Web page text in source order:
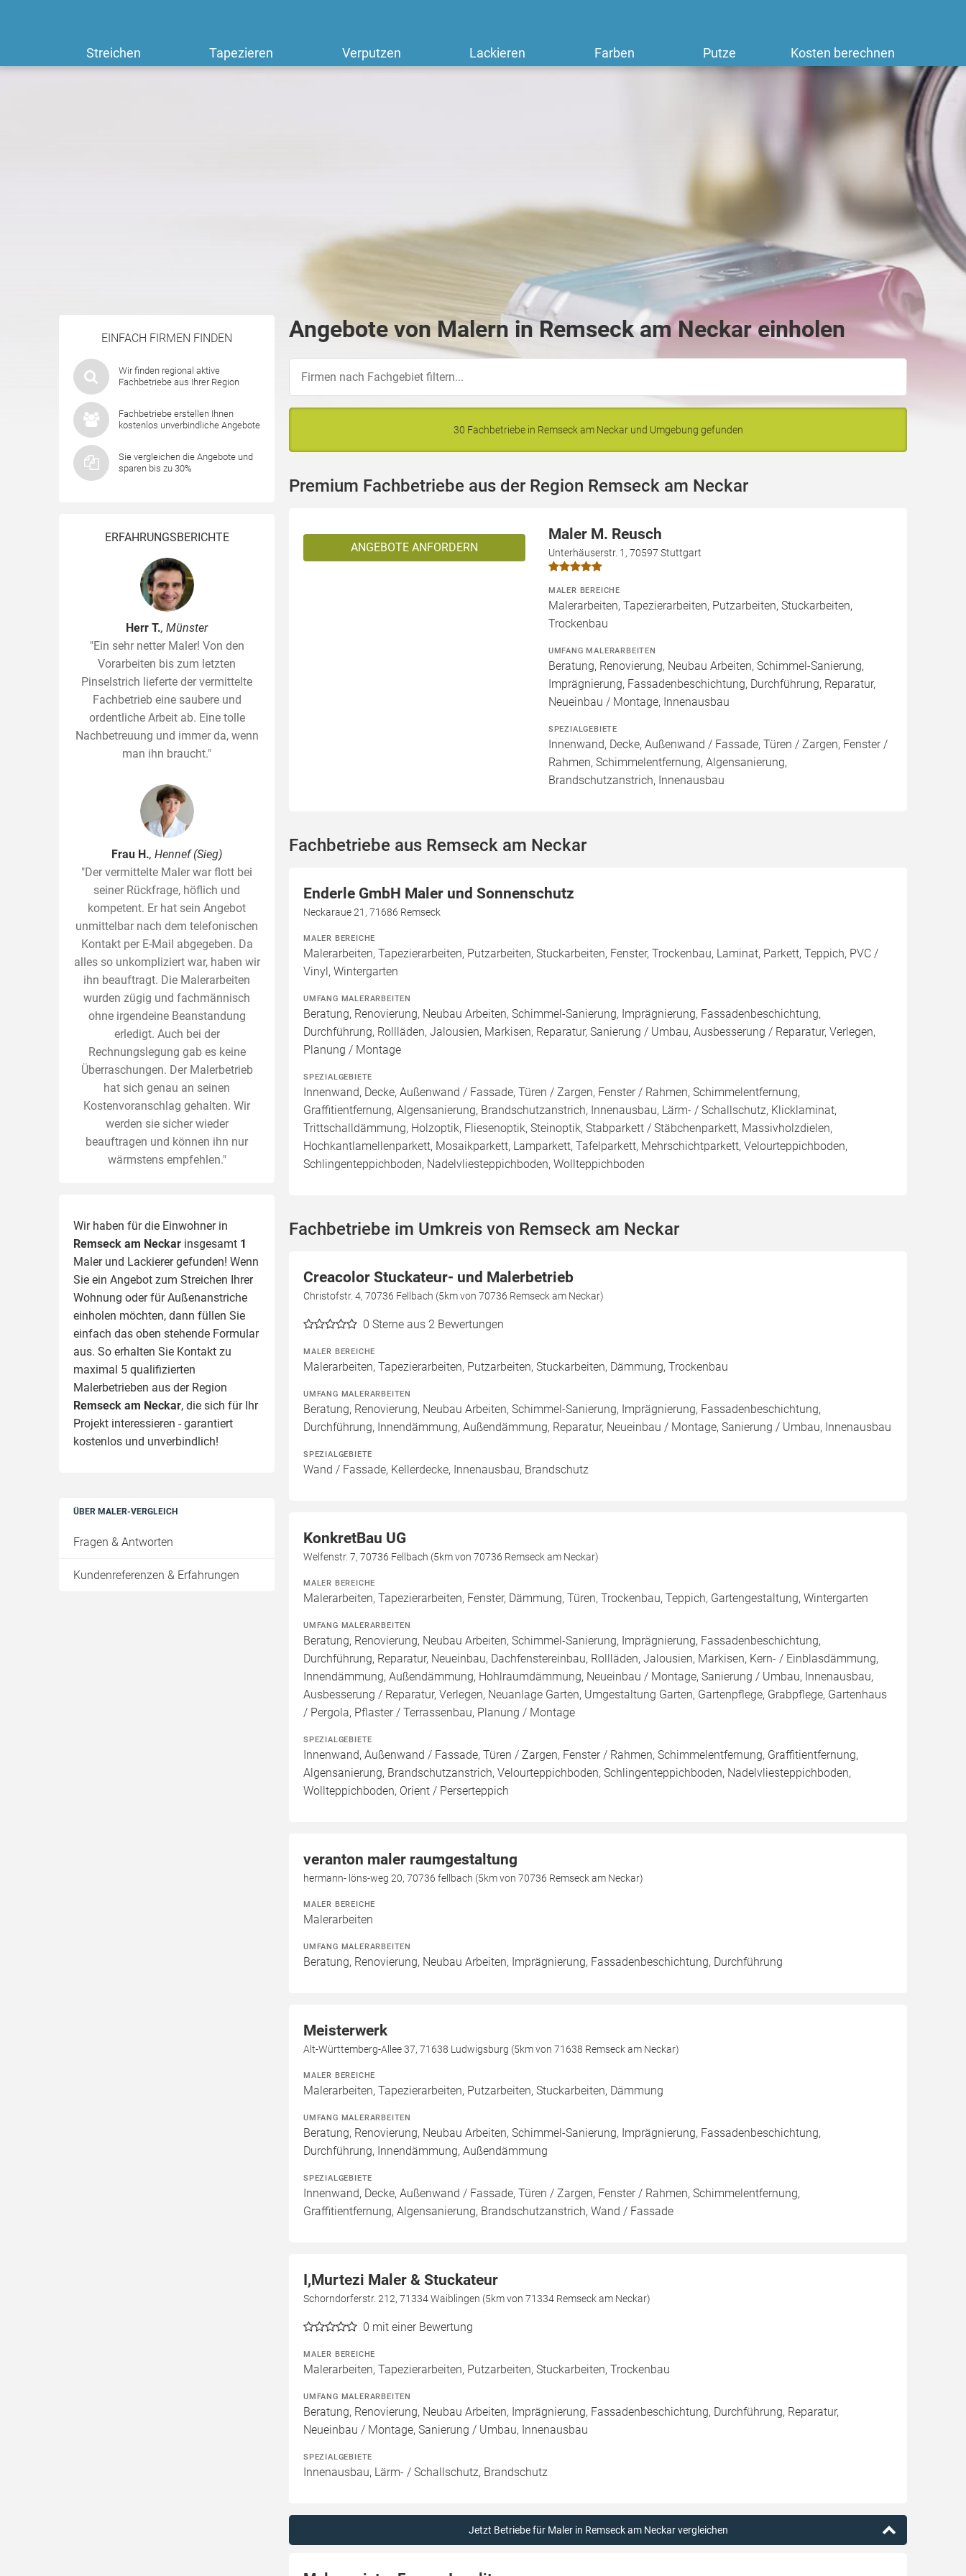
Streichen Tapezieren Verputzen Lackieren Farben Putze Kosten berechnen
EINFACH FIRMEN FINDEN
Wir finden regional aktive
Fachbetriebe aus Ihrer Region
Fachbetriebe erstellen Ihnen
kostenlos unverbindliche Angebote
Sie vergleichen die Angebote und
sparen bis zu 30%
ERFAHRUNGSBERICHTE
Herr T., Münster
"Ein sehr netter Maler! Von den
Vorarbeiten bis zum letzten
Pinselstrich lieferte der vermittelte
Fachbetrieb eine saubere und
ordentliche Arbeit ab. Eine tolle
Nachbetreuung und immer da, wenn
man ihn braucht."
Frau H., Hennef (Sieg)
"Der vermittelte Maler war flott bei
seiner Rückfrage, höflich und
kompetent. Er hat sein Angebot
unmittelbar nach dem telefonischen
Kontakt per E-Mail abgegeben. Da
alles so unkompliziert war, haben wir
ihn beauftragt. Die Malerarbeiten
wurden zügig und fachmännisch
ohne irgendeine Beanstandung
erledigt. Auch bei der
Rechnungslegung gab es keine
Überraschungen. Der Malerbetrieb
hat sich genau an seinen
Kostenvoranschlag gehalten. Wir
werden sie sicher wieder
beauftragen und können ihn nur
wärmstens empfehlen."
Wir haben für die Einwohner in
Remseck am Neckar insgesamt 1
Maler und Lackierer gefunden! Wenn
Sie ein Angebot zum Streichen Ihrer
Wohnung oder für Außenanstriche
einholen möchten, dann füllen Sie
einfach das oben stehende Formular
aus. So erhalten Sie Kontakt zu
maximal 5 qualifizierten
Malerbetrieben aus der Region
Remseck am Neckar, die sich für Ihr
Projekt interessieren - garantiert
kostenlos und unverbindlich!
ÜBER MALER-VERGLEICH
Fragen & Antworten
Kundenreferenzen & Erfahrungen
Angebote von Malern in Remseck am Neckar einholen
30 Fachbetriebe in Remseck am Neckar und Umgebung gefunden
Premium Fachbetriebe aus der Region Remseck am Neckar
ANGEBOTE ANFORDERN
Maler M. Reusch
Unterhäuserstr. 1, 70597 Stuttgart
MALER BEREICHE
Malerarbeiten, Tapezierarbeiten, Putzarbeiten, Stuckarbeiten,
Trockenbau
UMFANG MALERARBEITEN
Beratung, Renovierung, Neubau Arbeiten, Schimmel-Sanierung,
Imprägnierung, Fassadenbeschichtung, Durchführung, Reparatur,
Neueinbau / Montage, Innenausbau
SPEZIALGEBIETE
Innenwand, Decke, Außenwand / Fassade, Türen / Zargen, Fenster /
Rahmen, Schimmelentfernung, Algensanierung,
Brandschutzanstrich, Innenausbau
Fachbetriebe aus Remseck am Neckar
Enderle GmbH Maler und Sonnenschutz
Neckaraue 21, 71686 Remseck
MALER BEREICHE
Malerarbeiten, Tapezierarbeiten, Putzarbeiten, Stuckarbeiten, Fenster, Trockenbau, Laminat, Parkett, Teppich, PVC /
Vinyl, Wintergarten
UMFANG MALERARBEITEN
Beratung, Renovierung, Neubau Arbeiten, Schimmel-Sanierung, Imprägnierung, Fassadenbeschichtung,
Durchführung, Rollläden, Jalousien, Markisen, Reparatur, Sanierung / Umbau, Ausbesserung / Reparatur, Verlegen,
Planung / Montage
SPEZIALGEBIETE
Innenwand, Decke, Außenwand / Fassade, Türen / Zargen, Fenster / Rahmen, Schimmelentfernung,
Graffitientfernung, Algensanierung, Brandschutzanstrich, Innenausbau, Lärm- / Schallschutz, Klicklaminat,
Trittschalldämmung, Holzoptik, Fliesenoptik, Steinoptik, Stabparkett / Stäbchenparkett, Massivholzdielen,
Hochkantlamellenparkett, Mosaikparkett, Lamparkett, Tafelparkett, Mehrschichtparkett, Velourteppichboden,
Schlingenteppichboden, Nadelvliesteppichboden, Wollteppichboden
Fachbetriebe im Umkreis von Remseck am Neckar
Creacolor Stuckateur- und Malerbetrieb
Christofstr. 4, 70736 Fellbach (5km von 70736 Remseck am Neckar)
0 Sterne aus 2 Bewertungen
MALER BEREICHE
Malerarbeiten, Tapezierarbeiten, Putzarbeiten, Stuckarbeiten, Dämmung, Trockenbau
UMFANG MALERARBEITEN
Beratung, Renovierung, Neubau Arbeiten, Schimmel-Sanierung, Imprägnierung, Fassadenbeschichtung,
Durchführung, Innendämmung, Außendämmung, Reparatur, Neueinbau / Montage, Sanierung / Umbau, Innenausbau
SPEZIALGEBIETE
Wand / Fassade, Kellerdecke, Innenausbau, Brandschutz
KonkretBau UG
Welfenstr. 7, 70736 Fellbach (5km von 70736 Remseck am Neckar)
MALER BEREICHE
Malerarbeiten, Tapezierarbeiten, Fenster, Dämmung, Türen, Trockenbau, Teppich, Gartengestaltung, Wintergarten
UMFANG MALERARBEITEN
Beratung, Renovierung, Neubau Arbeiten, Schimmel-Sanierung, Imprägnierung, Fassadenbeschichtung,
Durchführung, Reparatur, Neueinbau, Dachfenstereinbau, Rollläden, Jalousien, Markisen, Kern- / Einblasdämmung,
Innendämmung, Außendämmung, Hohlraumdämmung, Neueinbau / Montage, Sanierung / Umbau, Innenausbau,
Ausbesserung / Reparatur, Verlegen, Neuanlage Garten, Umgestaltung Garten, Gartenpflege, Grabpflege, Gartenhaus
/ Pergola, Pflaster / Terrassenbau, Planung / Montage
SPEZIALGEBIETE
Innenwand, Außenwand / Fassade, Türen / Zargen, Fenster / Rahmen, Schimmelentfernung, Graffitientfernung,
Algensanierung, Brandschutzanstrich, Velourteppichboden, Schlingenteppichboden, Nadelvliesteppichboden,
Wollteppichboden, Orient / Perserteppich
veranton maler raumgestaltung
hermann- löns-weg 20, 70736 fellbach (5km von 70736 Remseck am Neckar)
MALER BEREICHE
Malerarbeiten
UMFANG MALERARBEITEN
Beratung, Renovierung, Neubau Arbeiten, Imprägnierung, Fassadenbeschichtung, Durchführung
Meisterwerk
Alt-Württemberg-Allee 37, 71638 Ludwigsburg (5km von 71638 Remseck am Neckar)
MALER BEREICHE
Malerarbeiten, Tapezierarbeiten, Putzarbeiten, Stuckarbeiten, Dämmung
UMFANG MALERARBEITEN
Beratung, Renovierung, Neubau Arbeiten, Schimmel-Sanierung, Imprägnierung, Fassadenbeschichtung,
Durchführung, Innendämmung, Außendämmung
SPEZIALGEBIETE
Innenwand, Decke, Außenwand / Fassade, Türen / Zargen, Fenster / Rahmen, Schimmelentfernung,
Graffitientfernung, Algensanierung, Brandschutzanstrich, Wand / Fassade
I,Murtezi Maler & Stuckateur
Schorndorferstr. 212, 71334 Waiblingen (5km von 71334 Remseck am Neckar)
0 mit einer Bewertung
MALER BEREICHE
Malerarbeiten, Tapezierarbeiten, Putzarbeiten, Stuckarbeiten, Trockenbau
UMFANG MALERARBEITEN
Beratung, Renovierung, Neubau Arbeiten, Imprägnierung, Fassadenbeschichtung, Durchführung, Reparatur,
Neueinbau / Montage, Sanierung / Umbau, Innenausbau
SPEZIALGEBIETE
Innenausbau, Lärm- / Schallschutz, Brandschutz
Jetzt Betriebe für Maler in Remseck am Neckar vergleichen